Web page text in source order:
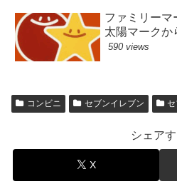
ファミリーマ
太陽マークか
590 views
コンビニ セブンイレブン
シェア
X